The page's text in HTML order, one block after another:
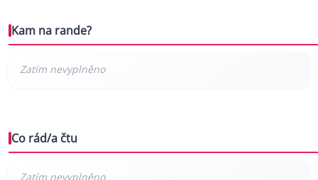
Kam na rande?
Co rád/a čtu